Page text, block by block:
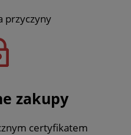
przyczyny
zakupy
certyfikatem